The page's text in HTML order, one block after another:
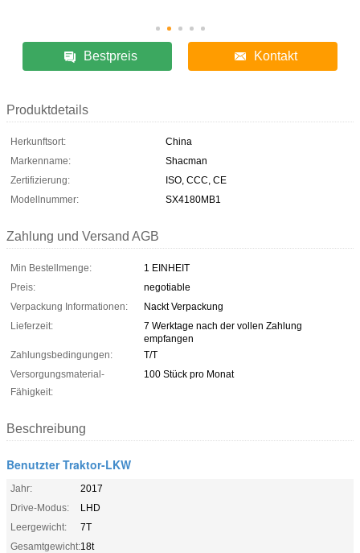
Bestpreis Kontakt
Produktdetails
Herkunftsort:
China
Markenname:
Shacman
Zertifizierung:
ISO, CCC, CE
Modellnummer:
SX4180MB1
Zahlung und Versand AGB
Min Bestellmenge:
1 EINHEIT
Preis:
negotiable
Verpackung Informationen:
Nackt Verpackung
Lieferzeit:
7 Werktage nach der vollen Zahlung
empfangen
Zahlungsbedingungen:
T/T
Versorgungsmaterial-
Fähigkeit:
100 Stück pro Monat
Beschreibung
Benutzter Traktor-LKW
Jahr:
2017
Drive-Modus:
LHD
Leergewicht:
7T
Gesamtgewicht:18t